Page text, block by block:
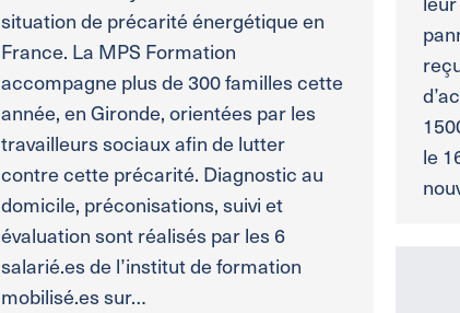
le
situation de précarité énergétique en
France. La MPS Formation
accompagne plus de 300 familles cette
année, en Gironde, orientées par les
travailleurs sociaux afin de lutter
contre cette précarité. Diagnostic au
domicile, préconisations, suivi et
évaluation sont réalisés par les 6
salarié.es de l’institut de formation
mobilisé.es sur…